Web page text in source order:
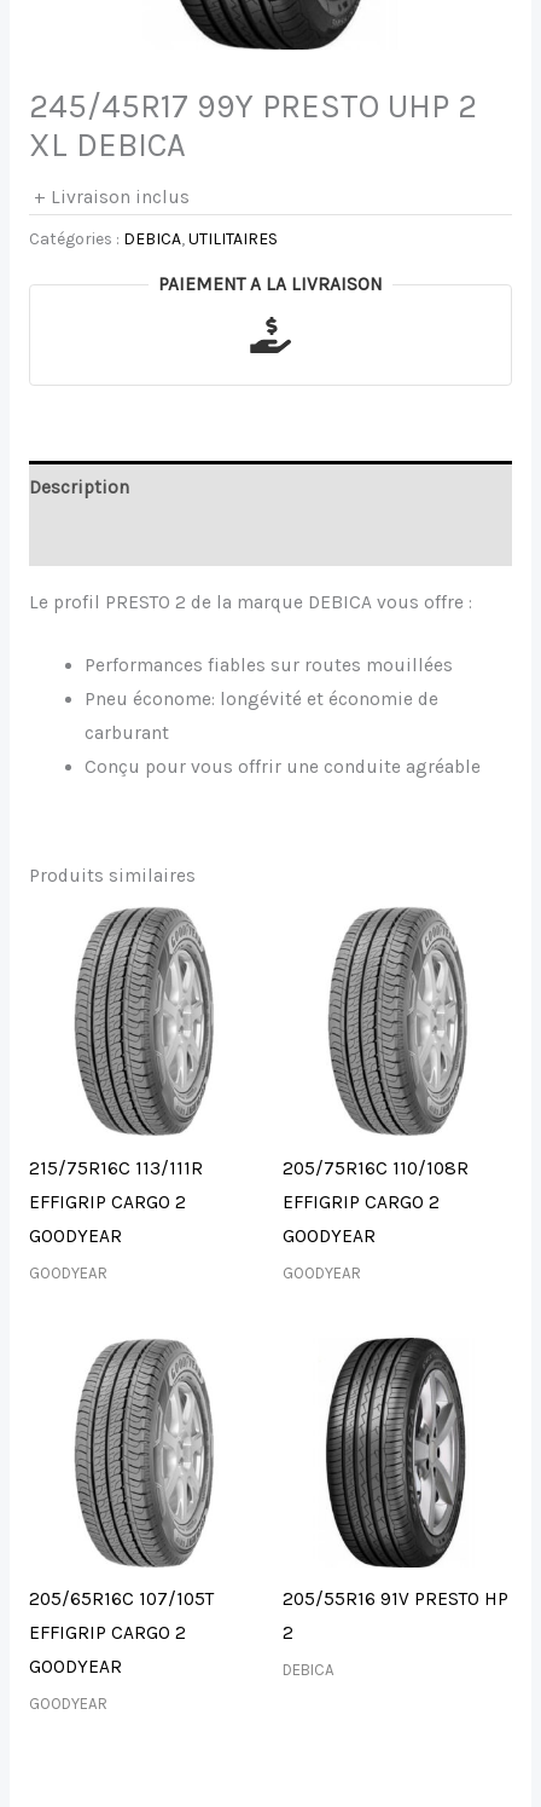
245/45R17 99Y PRESTO UHP 2
XL DEBICA
+ Livraison inclus
Catégories : DEBICA,UTILITAIRES
PAIEMENT A LA LIVRAISON
Description
Le profil PRESTO 2 de la marque DEBICA vous offre :
Performances fiables sur routes mouillées
Pneu économe: longévité et économie de
carburant
Conçu pour vous offrir une conduite agréable
Produits similaires
215/75R16C 113/111R
EFFIGRIP CARGO 2
GOODYEAR
GOODYEAR
205/75R16C 110/108R
EFFIGRIP CARGO 2
GOODYEAR
GOODYEAR
205/65R16C 107/105T
EFFIGRIP CARGO 2
GOODYEAR
GOODYEAR
205/55R16 91V PRESTO HP
2
DEBICA